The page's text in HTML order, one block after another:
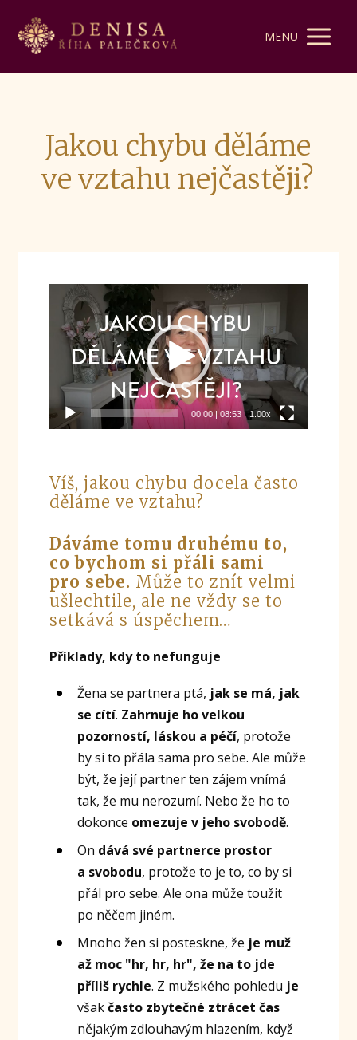
MENU
Jakou chybu děláme
ve vztahu nejčastěji?
Video
přehrávač
00:00| 08:53 1.00x
Víš, jakou chybu docela často
děláme ve vztahu?
Dáváme tomu druhému to,
co bychom si přáli sami
pro sebe. Může to znít velmi
ušlechtile, ale ne vždy se to
setkává s úspěchem…
Příklady, kdy to nefunguje
Žena se partnera ptá, jak se má, jak
se cítí. Zahrnuje ho velkou
pozorností, láskou a péčí, protože
by si to přála sama pro sebe. Ale může
být, že její partner ten zájem vnímá
tak, že mu nerozumí. Nebo že ho to
dokonce omezuje v jeho svobodě.
On dává své partnerce prostor
a svobodu, protože to je to, co by si
přál pro sebe. Ale ona může toužit
po něčem jiném.
Mnoho žen si posteskne, že je muž
až moc "hr, hr, hr", že na to jde
příliš rychle. Z mužského pohledu je
všakčasto zbytečné ztrácet čas
nějakým zdlouhavým hlazením, když